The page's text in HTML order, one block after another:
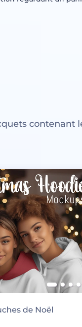
contenant
de Noël